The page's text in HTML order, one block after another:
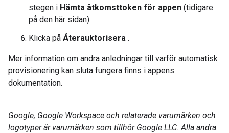
stegen i Hämta åtkomsttoken för appen (tidigare
på den här sidan).
Klicka på Återauktorisera .
Mer information om andra anledningar till varför automatisk
provisionering kan sluta fungera finns i appens
dokumentation.
Google, Google Workspace och relaterade varumärken och
logotyper är varumärken som tillhör Google LLC. Alla andra